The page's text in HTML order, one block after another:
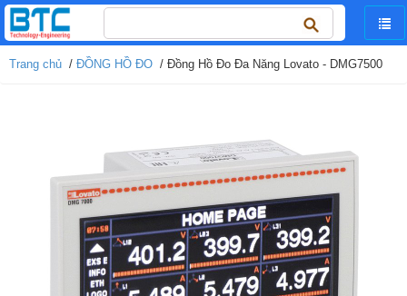
Tìm
kiếm
cho:
Trang chủ / ĐỒNG HỒ ĐO / Đồng Hồ Đo Đa Năng Lovato - DMG7500